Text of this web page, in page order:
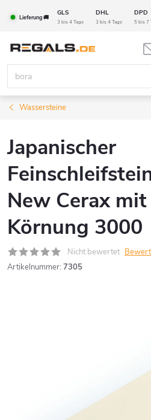
InhaltLieferung 🚚
GLS DHL DPD
3 bis 4 Tage 3 bis 4 Tage 5 bis 7
Wassersteine
Japanischer
New Cerax
Körnung 3000
Nicht bewertet
Artikelnummer: 7305